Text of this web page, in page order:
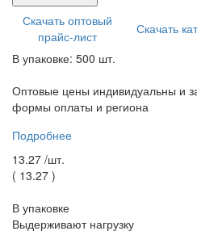
Скачать оптовый
прайс-лист
Скачать
В упаковке: 500 шт.
Оптовые цены индивидуальны и
формы оплаты и региона
Подробнее
13.27 /шт.
( 13.27 )
В упаковке
Выдерживают нагрузку